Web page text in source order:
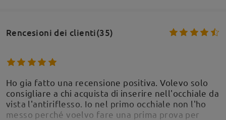
Rencesioni dei clienti(35)
Ho gia fatto una recensione positiva. Volevo solo
consigliare a chi acquista di inserire nell'occhiale da
vista l'antiriflesso. Io nel primo occhiale non l'ho
messo perché voelvo fare una prima prova per